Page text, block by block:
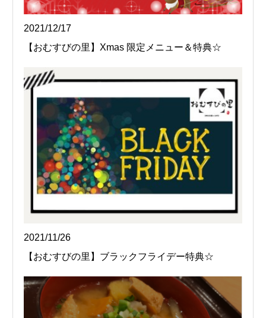
2021/12/17
【おむすびの里】Xmas 限定メニュー＆特典☆
2021/11/26
【おむすびの里】ブラックフライデー特典☆